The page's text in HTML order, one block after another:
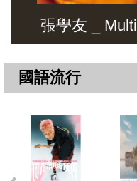
張學友 _
國語流行